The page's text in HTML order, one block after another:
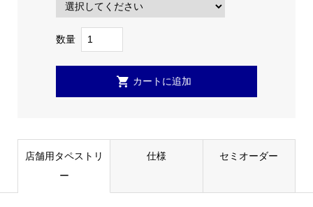
数量
店舗用タペストリ
ー
仕様 セミオーダー